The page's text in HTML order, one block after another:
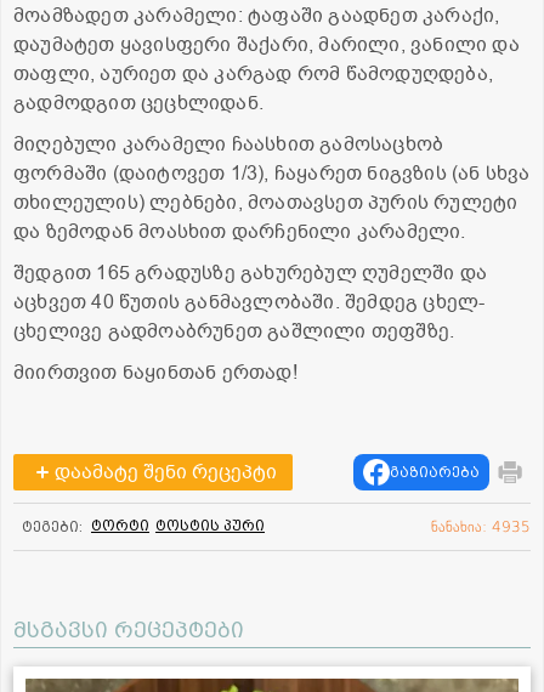
მოამზადეთ კარამელი: ტაფაში გაადნეთ კარაქი,
დაუმატეთ ყავისფერი შაქარი, მარილი, ვანილი და
თაფლი, აურიეთ და კარგად რომ წამოდუღდება,
გადმოდგით ცეცხლიდან.
მიღებული კარამელი ჩაასხით გამოსაცხობ
ფორმაში (დაიტოვეთ 1/3), ჩაყარეთ ნიგვზის (ან სხვა
თხილეულის) ლებნები, მოათავსეთ პურის რულეტი
და ზემოდან მოასხით დარჩენილი კარამელი.
შედგით 165 გრადუსზე გახურებულ ღუმელში და
აცხვეთ 40 წუთის განმავლობაში. შემდეგ ცხელ-
ცხელივე გადმოაბრუნეთ გაშლილი თეფშზე.
მიირთვით ნაყინთან ერთად!
დაამატე შენი რეცეპტი გაზიარება
ტეგები: ტორტი ტოსტის პური ნანახია: 4935
მსგავსი რეცეპტები